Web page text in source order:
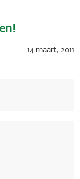
14 maart, 2011